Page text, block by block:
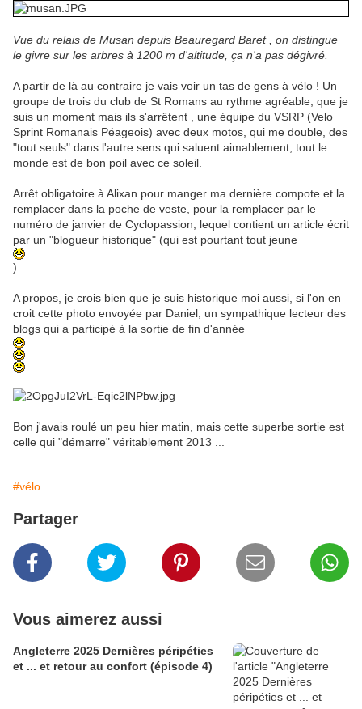
Vue du relais de Musan depuis Beauregard Baret , on distingue
le givre sur les arbres à 1200 m d'altitude, ça n'a pas dégivré.
A partir de là au contraire je vais voir un tas de gens à vélo ! Un
groupe de trois du club de St Romans au rythme agréable, que je
suis un moment mais ils s'arrêtent , une équipe du VSRP (Velo
Sprint Romanais Péageois) avec deux motos, qui me double, des
"tout seuls" dans l'autre sens qui saluent aimablement, tout le
monde est de bon poil avec ce soleil.
Arrêt obligatoire à Alixan pour manger ma dernière compote et la
remplacer dans la poche de veste, pour la remplacer par le
numéro de janvier de Cyclopassion, lequel contient un article écrit
par un "blogueur historique" (qui est pourtant tout jeune
)
A propos, je crois bien que je suis historique moi aussi, si l'on en
croit cette photo envoyée par Daniel, un sympathique lecteur des
blogs qui a participé à la sortie de fin d'année
Bon j'avais roulé un peu hier matin, mais cette superbe sortie est
celle qui "démarre" véritablement 2013 ...
#vélo
Partager
Vous aimerez aussi
Angleterre 2025 Dernières péripéties
et ... et retour au confort (épisode 4)